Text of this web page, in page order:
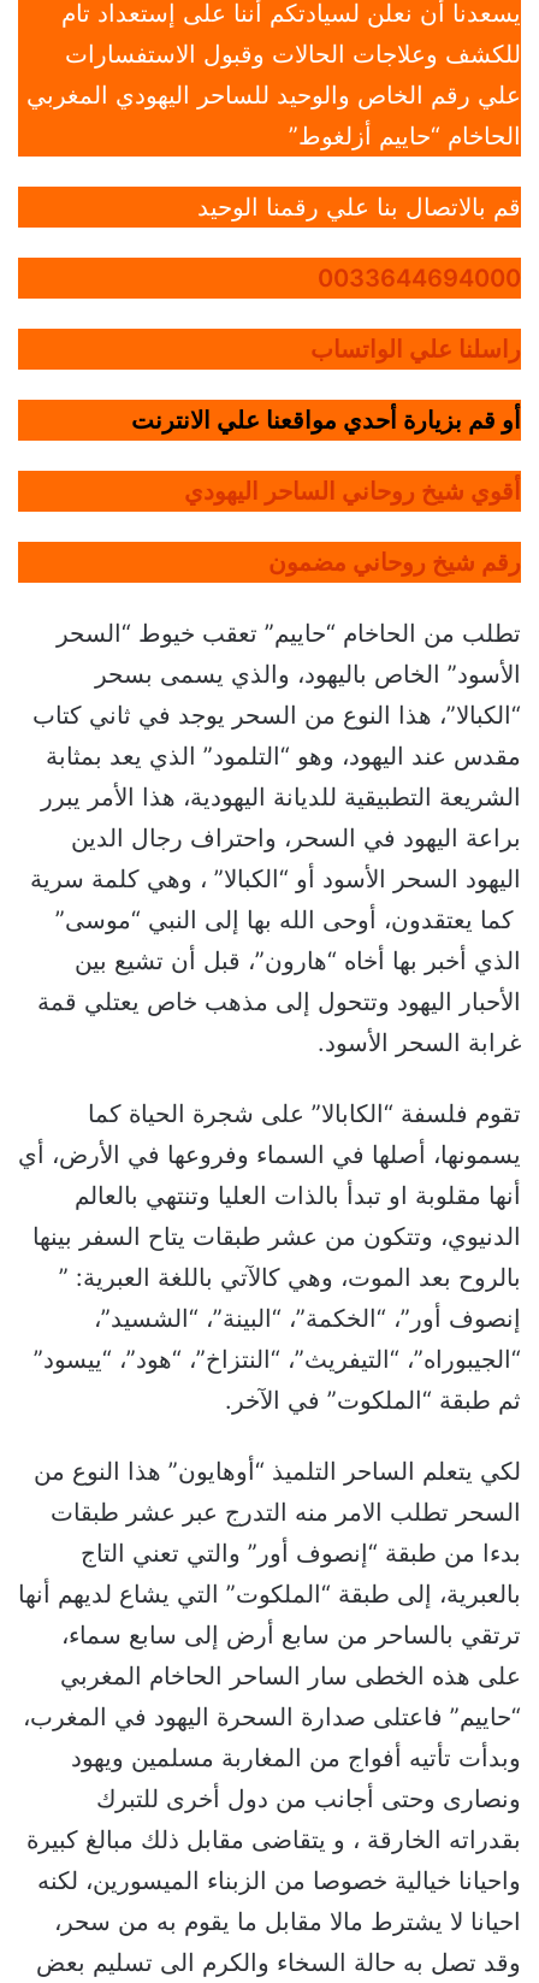
يسعدنا أن نعلن لسيادتكم أننا على إستعداد تام
للكشف وعلاجات الحالات وقبول الاستفسارات
علي رقم الخاص والوحيد للساحر اليهودي المغربي
الحاخام “حاييم أزلغوط”
قم بالاتصال بنا علي رقمنا الوحيد
0033644694000
راسلنا علي الواتساب
أو قم بزيارة أحدي مواقعنا علي الانترنت
أقوي شيخ روحاني الساحر اليهودي
رقم شيخ روحاني مضمون
تطلب من الحاخام “حاييم” تعقب خيوط “السحر
الأسود” الخاص باليهود، والذي يسمى بسحر
“الكبالا”، هذا النوع من السحر يوجد في ثاني كتاب
مقدس عند اليهود، وهو “التلمود” الذي يعد بمثابة
الشريعة التطبيقية للديانة اليهودية، هذا الأمر يبرر
براعة اليهود في السحر، واحتراف رجال الدين
اليهود السحر الأسود أو “الكبالا” ، وهي كلمة سرية
كما يعتقدون، أوحى الله بها إلى النبي “موسى”
الذي أخبر بها أخاه “هارون”، قبل أن تشيع بين
الأحبار اليهود وتتحول إلى مذهب خاص يعتلي قمة
غرابة السحر الأسود.
تقوم فلسفة “الكابالا” على شجرة الحياة كما
يسمونها، أصلها في السماء وفروعها في الأرض، أي
أنها مقلوبة او تبدأ بالذات العليا وتنتهي بالعالم
الدنيوي، وتتكون من عشر طبقات يتاح السفر بينها
بالروح بعد الموت، وهي كالآتي باللغة العبرية: ”
إنصوف أور”، “الخكمة”، “البينة”، “الشسيد”،
“الجيبوراه”، “التيفريث”، “النتزاخ”، “هود”، “ييسود”
ثم طبقة “الملكوت” في الآخر.
لكي يتعلم الساحر التلميذ “أوهايون” هذا النوع من
السحر تطلب الامر منه التدرج عبر عشر طبقات
بدءا من طبقة “إنصوف أور” والتي تعني التاج
بالعبرية، إلى طبقة “الملكوت” التي يشاع لديهم أنها
ترتقي بالساحر من سابع أرض إلى سابع سماء،
على هذه الخطى سار الساحر الحاخام المغربي
“حاييم” فاعتلى صدارة السحرة اليهود في المغرب،
وبدأت تأتيه أفواج من المغاربة مسلمين ويهود
ونصارى وحتى أجانب من دول أخرى للتبرك
بقدراته الخارقة ، و يتقاضى مقابل ذلك مبالغ كبيرة
واحيانا خيالية خصوصا من الزبناء الميسورين، لكنه
احيانا لا يشترط مالا مقابل ما يقوم به من سحر،
وقد تصل به حالة السخاء والكرم الى تسليم بعض